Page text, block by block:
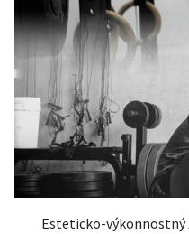
Esteticko-výkonnostný